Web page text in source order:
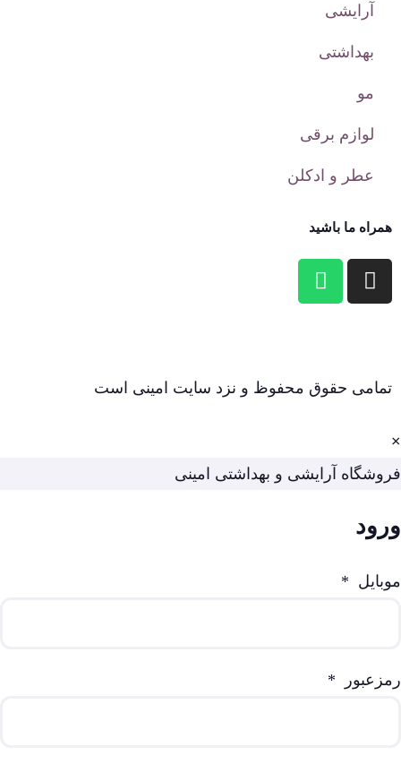
آرایشی
بهداشتی
مو
لوازم برقی
عطر و ادکلن
همراه ما باشید
تمامی حقوق محفوظ و نزد سایت امینی است
×
فروشگاه آرایشی و بهداشتی امینی
ورود
موبایل *
رمزعبور *